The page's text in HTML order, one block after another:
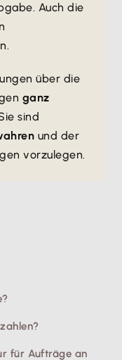
Auch die
über die
ganz
sind
und der
vorzulegen.
für Aufträge an